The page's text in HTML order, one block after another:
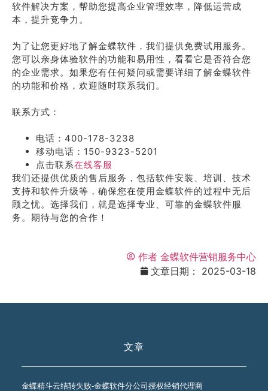
软件解决方案，帮助您提高企业管理效率，降低运营成
本，提升竞争力。
为了让您更好地了解金蝶软件，我们提供免费试用服务。
您可以亲身体验软件的功能和易用性，看看它是否符合您
的企业需求。如果您有任何疑问或需要详细了解金蝶软件
的功能和价格，欢迎随时联系我们。
联系方式：
电话：400-178-3238
移动电话：150-9323-5201
点击联系在线客服
我们还提供优质的售后服务，包括软件安装、培训、技术
支持和软件升级等，确保您在使用金蝶软件的过程中无后
顾之忧。选择我们，就是选择专业、可靠的金蝶软件服
务。期待与您的合作！
作者 金蝶软件营销服务中心
文章日期：
2025-03-18
文章
金蝶精斗云结转失败-金蝶软件分公司授权经销代理商